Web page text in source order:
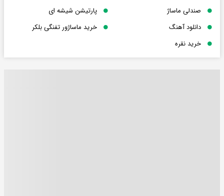
صندلی ماساژ
پارتیشن شیشه ای
دانلود آهنگ
خرید ماساژور تفنگی بلکر
خرید نقره